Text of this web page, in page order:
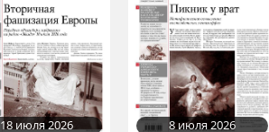
18 июля 2026 8 июля 2026